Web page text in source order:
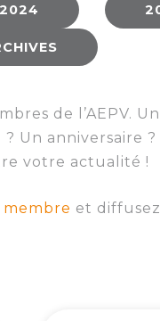
2024
de l’AEPV.
Un anniversaire
votre actualité !
membre et